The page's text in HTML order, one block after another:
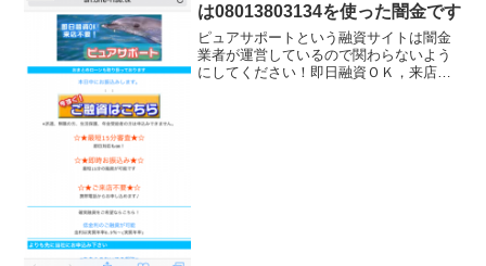
は08013803134を使った闇金です
ピュアサポートという融資サイトは闇金
業者が運営しているので関わらないよう
にしてください！即日融資ＯＫ，来店不